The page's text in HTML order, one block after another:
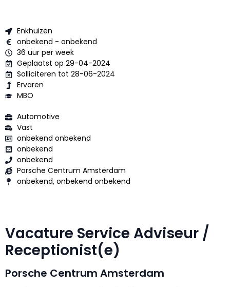
Enkhuizen
onbekend - onbekend
36 uur per week
Geplaatst op 29-04-2024
Solliciteren tot 28-06-2024
Ervaren
MBO
Automotive
Vast
onbekend onbekend
onbekend
onbekend
Porsche Centrum Amsterdam
onbekend, onbekend onbekend
Vacature Service Adviseur /
Receptionist(e)
Porsche Centrum Amsterdam